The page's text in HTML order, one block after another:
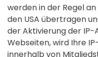
werden in der Regel
den USA übertragen
der Aktivierung der IP-
Webseiten, wird Ihre
innerhalb von